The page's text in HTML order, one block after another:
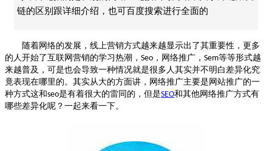
链的区别跟详细介绍，也可百度搜索进行全面的
随着网络的发展，线上营销方式越来越显示出了其重要性，更多
的人开始了互联网营销的学习热潮， Seo ，网络推广， Sem等等形式越
来越普及，可是也会导致一种情况就是很多人其实并不明白差异化究
竟表现在哪里的。其实从大的方面讲，网络推广主要是网站推广的一
种方式这和seo是有着很大的雷同的，但是SEO和其他网络推广方式有
哪些差异化呢？一起来看一下。